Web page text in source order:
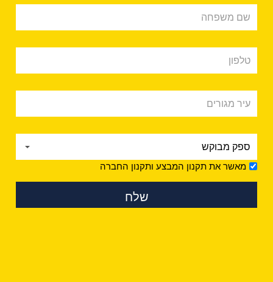
מאשר את תקנון המבצע ותקנון החברה